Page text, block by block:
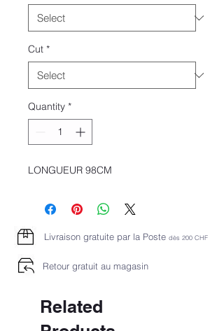
Cut *
Quantity *
LONGUEUR 98CM
Livraison gratuite par la Poste dès 200 CHF
Retour gratuit au magasin
Related